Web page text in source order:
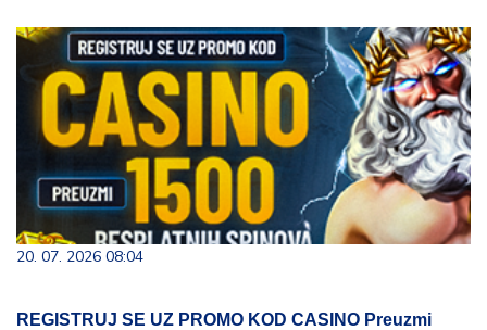
20. 07. 2026 08:04
REGISTRUJ SE UZ PROMO KOD CASINO Preuzmi